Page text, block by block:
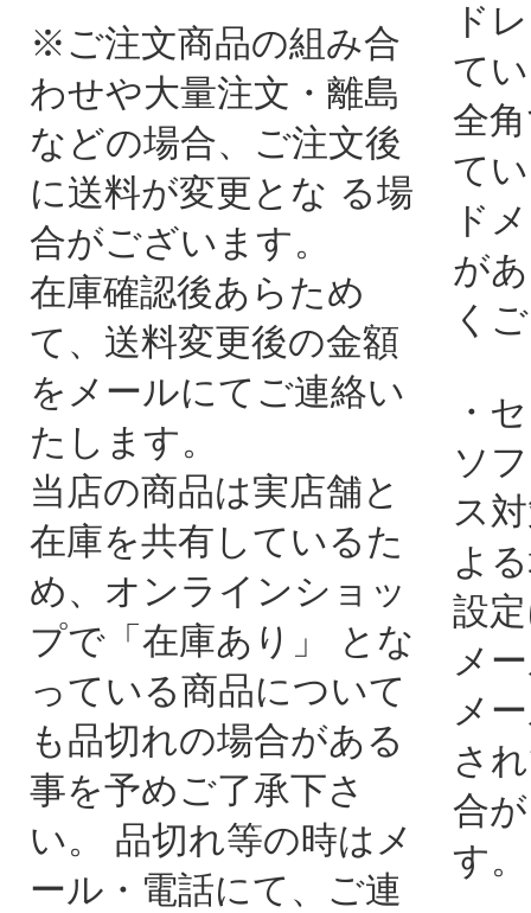
※ご注文商品の組み合
わせや大量注文・離島
などの場合、ご注文後
に送料が変更とな る場
合がございます。
在庫確認後あらため
て、送料変更後の金額
をメールにてご連絡い
たします。
当店の商品は実店舗と
在庫を共有しているた
め、オンラインショッ
プで「在庫あり」 とな
っている商品について
も品切れの場合がある
事を予めご了承下さ
い。 品切れ等の時はメ
ール・電話にて、ご連
ド
て
全
て
ド
が
く
・
ソ
ス
よ
設
メ
メ
さ
合
す。